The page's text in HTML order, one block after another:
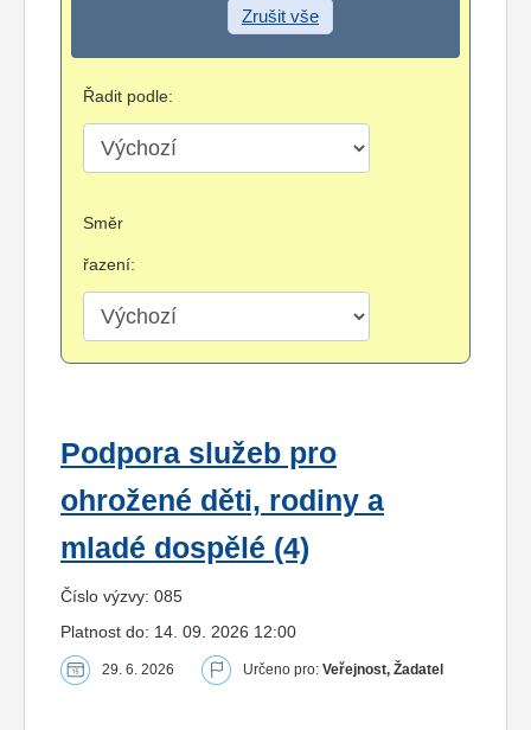
Zrušit vše
Řadit podle:
Směr
řazení:
Podpora služeb pro
ohrožené děti, rodiny a
mladé dospělé (4)
Číslo výzvy: 085
Platnost do: 14. 09. 2026 12:00
29. 6. 2026 Určeno pro: Veřejnost, Žadatel